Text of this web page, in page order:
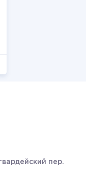
пер.